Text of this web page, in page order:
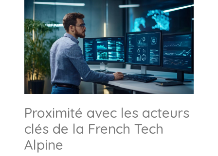
Proximité avec les acteurs
clés de la French Tech
Alpine